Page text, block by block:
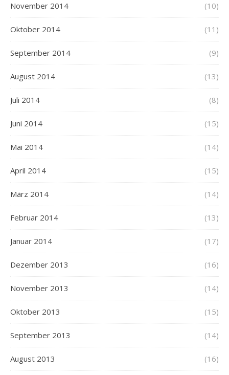
November 2014 (10)
Oktober 2014 (11)
September 2014 (9)
August 2014 (13)
Juli 2014 (8)
Juni 2014 (15)
Mai 2014 (14)
April 2014 (15)
März 2014 (14)
Februar 2014 (13)
Januar 2014 (17)
Dezember 2013 (16)
November 2013 (14)
Oktober 2013 (15)
September 2013 (14)
August 2013 (16)